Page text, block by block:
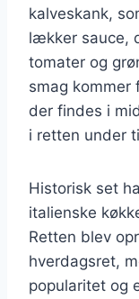
kalveskank,
lækker sauce,
tomater og
smag kommer
der findes i
i retten under
Historisk set
italienske
Retten blev
hverdagsret,
popularitet og